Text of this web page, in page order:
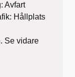
Avfart
Hållplats
Se vidare